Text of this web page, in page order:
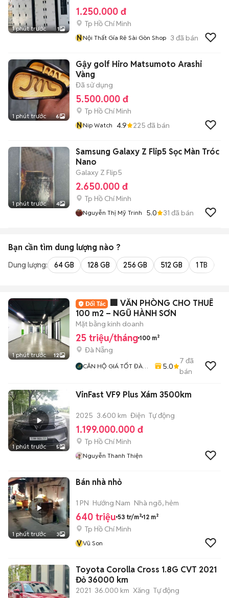
1 phút trước 1
1.250.000 đ
Tp Hồ Chí Minh
NNội Thất Gía Rẻ Sài Gòn Shop 3 đã bán
1 phút trước 6
Gậy golf Hiro Matsumoto Arashi
Vàng
Đã sử dụng
5.500.000 đ
Tp Hồ Chí Minh
NNip Watch 4.9 225 đã bán
1 phút trước 4
Samsung Galaxy Z Flip5 Sọc Màn Tróc
Nano
Galaxy Z Flip5
2.650.000 đ
Tp Hồ Chí Minh
Nguyễn Thị Mỹ Trinh 5.0 31 đã bán
Bạn cần tìm dung lượng nào ?
Dung lượng: 64 GB 128 GB 256 GB 512 GB 1 TB
1 phút trước 12
🏢 VĂN PHÒNG CHO THUÊ
100 m2 – NGŨ HÀNH SƠN
Mặt bằng kinh doanh
25 triệu/tháng 100 m²
Đà Nẵng
CĂN HỘ GIÁ TỐT ĐÀ
5.0
7 đã
bán
1 phút trước 5
VinFast VF9 Plus Xám 3500km
2025 3.600 km Điện Tự động
1.199.000.000 đ
Tp Hồ Chí Minh
Nguyễn Thanh Thiện
1 phút trước 3
Bán nhà nhỏ
1 PN Hướng Nam Nhà ngõ, hẻm
640 triệu 53 tr/m² 12 m²
Tp Hồ Chí Minh
VVũ Son
Toyota Corolla Cross 1.8G CVT 2021
Đỏ 36000 km
2021 36.000 km Xăng Tự động